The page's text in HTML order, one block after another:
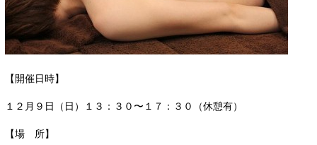
【開催日時】
１２月９日（日）１３：３０〜１７：３０（休憩有）
【場 所】